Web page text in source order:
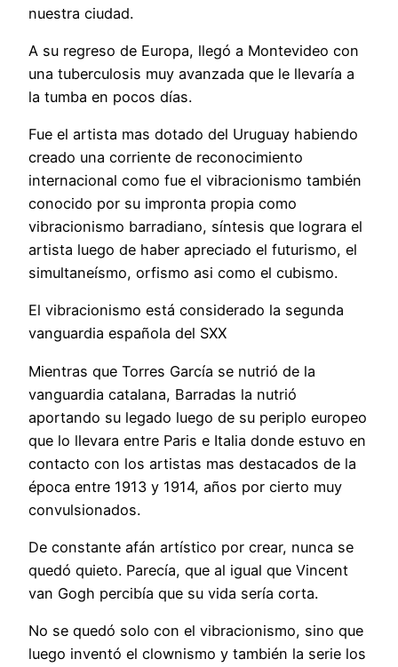
nuestra ciudad.
A su regreso de Europa, llegó a Montevideo con
una tuberculosis muy avanzada que le llevaría a
la tumba en pocos días.
Fue el artista mas dotado del Uruguay habiendo
creado una corriente de reconocimiento
internacional como fue el vibracionismo también
conocido por su impronta propia como
vibracionismo barradiano, síntesis que lograra el
artista luego de haber apreciado el futurismo, el
simultaneísmo, orfismo asi como el cubismo.
El vibracionismo está considerado la segunda
vanguardia española del SXX
Mientras que Torres García se nutrió de la
vanguardia catalana, Barradas la nutrió
aportando su legado luego de su periplo europeo
que lo llevara entre Paris e Italia donde estuvo en
contacto con los artistas mas destacados de la
época entre 1913 y 1914, años por cierto muy
convulsionados.
De constante afán artístico por crear, nunca se
quedó quieto. Parecía, que al igual que Vincent
van Gogh percibía que su vida sería corta.
No se quedó solo con el vibracionismo, sino que
luego inventó el clownismo y también la serie los